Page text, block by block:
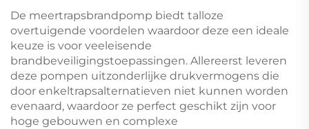
Gewasirrigatie
Waterlevering
De meertrapsbrandpomp biedt talloze
overtuigende voordelen waardoor deze een ideale
keuze is voor veeleisende
brandbeveiligingstoepassingen. Allereerst leveren
deze pompen uitzonderlijke drukvermogens die
door enkeltrapsalternatieven niet kunnen worden
evenaard, waardoor ze perfect geschikt zijn voor
hoge gebouwen en complexe